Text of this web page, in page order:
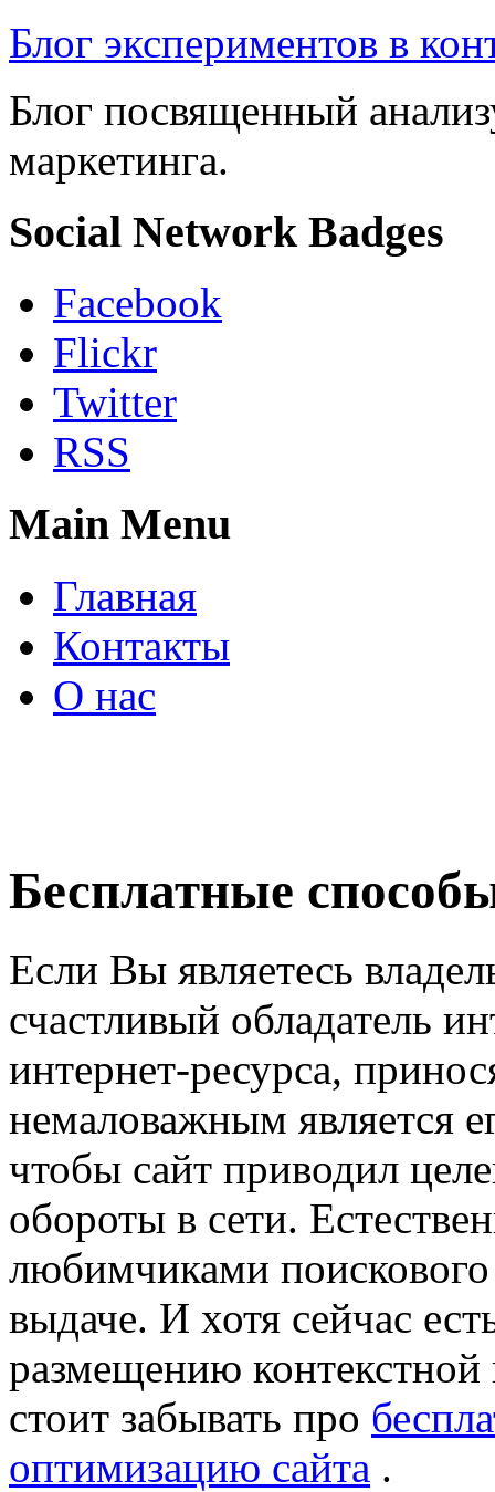
Блог экспериментов в
Блог посвященный
маркетинга.
Social Network Badges
Facebook
Flickr
Twitter
RSS
Main Menu
Главная
Контакты
О нас
Бесплатные
Если Вы являетесь
счастливый обладатель
интернет-ресурса,
немаловажным является
чтобы сайт приводил
обороты в сети.
любимчиками
выдаче. И хотя сейчас
размещению
стоит забывать про
оптимизацию сайта .